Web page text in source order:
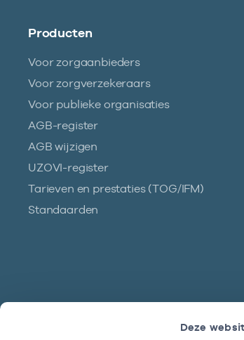
Deze
Producten
Voor zorgaanbieders
Voor zorgverzekeraars
Voor publieke organisaties
AGB-register
AGB wijzigen
UZOVI-register
Tarieven en prestaties (TOG/IFM)
Standaarden